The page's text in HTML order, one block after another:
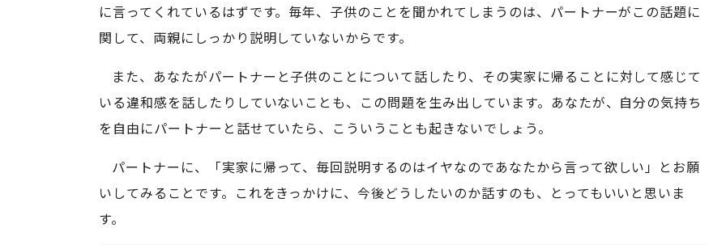
に言ってくれているはずです。毎年、子供のことを聞かれてしまうのは、パートナーがこの話題に
関して、両親にしっかり説明していないからです。
また、あなたがパートナーと子供のことについて話したり、その実家に帰ることに対して感じて
いる違和感を話したりしていないことも、この問題を生み出しています。あなたが、自分の気持ち
を自由にパートナーと話せていたら、こういうことも起きないでしょう。
パートナーに、「実家に帰って、毎回説明するのはイヤなのであなたから言って欲しい」とお願
いしてみることです。これをきっかけに、今後どうしたいのか話すのも、とってもいいと思いま
す。